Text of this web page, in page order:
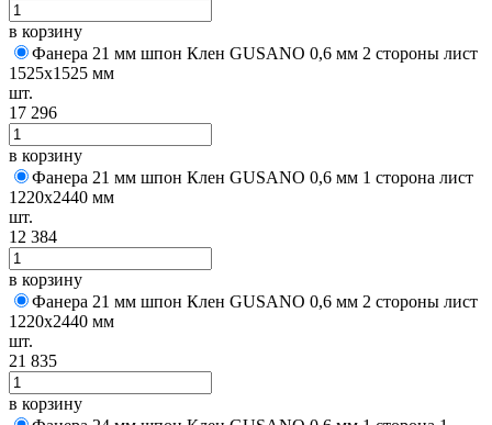
в корзину
Фанера 21 мм шпон Клен GUSANO 0,6 мм 2 стороны лист
1525х1525 мм
шт.
17 296
в корзину
Фанера 21 мм шпон Клен GUSANO 0,6 мм 1 сторона лист
1220х2440 мм
шт.
12 384
в корзину
Фанера 21 мм шпон Клен GUSANO 0,6 мм 2 стороны лист
1220х2440 мм
шт.
21 835
в корзину